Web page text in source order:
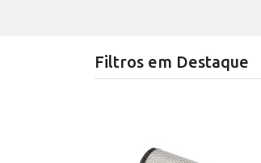
Filtros em Destaque